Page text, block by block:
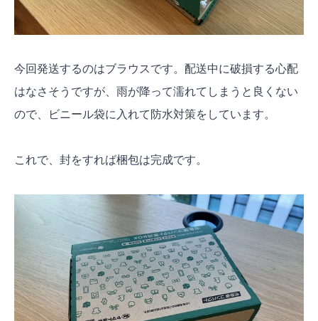
今回発送するのはブラウスです。配送中に破損する心配
はなさそうですが、雨が降って濡れてしまうと良くない
ので、ビニール袋に入れて防水対策をしています。
これで、封をすれば梱包は完成です。